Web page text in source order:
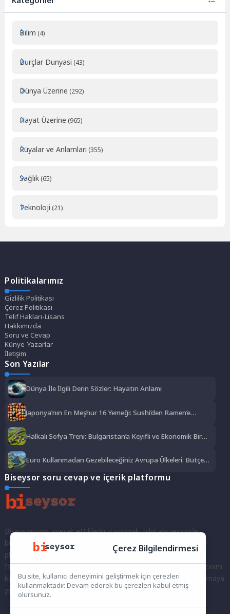
Bilim (4)
Burçlar Dunyasi (43)
Dünya Üzerine (292)
Hayat Üzerine (965)
Rüyalar ve Anlamları (355)
Sağlık (65)
Teknoloji (21)
Politikalarımız
Gizlilik Politikası
Çerez Politikası
Telif Hakları-Lisans
Hakkımızda
Soru ve Cevap
Künye-Yazarlar
İletişim
Son Yazılar
Dünya İle İlgili Derin Sözler: Hayatın Anlamı
Japonya’nın En Meşhur 16 Yemeği: Sushi’den Ramen’e
Halkalı Sofya Treni: Bulgaristan’a Keyifli ve Ekonomik Bir
Euro Kullanmadan Gezebileceğiniz Avrupa Ülkeleri: Bütçe
Biseysor soru cevap ve içerik platformu
Biseysor.com, merak ettiklerinizi sormak, bilgi alışverişinde
bulunmak ve fikirlerinizi paylaşmak için bir araya geldiğimiz bir
platformdur.
İster kayıtlı bir kullanıcı olarak topluluğumuza katılın, ister anonim
kalarak sorularınızı yöneltin; burada her türlü soruya ve tartışmaya
yer var. Bilgiyi keşfetmek ve paylaşmak için bize katılın!
Çerez Bilgilendirmesi
Bu site, kullanıcı deneyimini geliştirmek için çerezleri
kullanmaktadır. Devam ederek bu çerezleri kabul etmiş
olursunuz.